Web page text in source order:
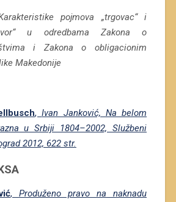
pojmova „trgovac“ i
u odredbama Zakona o
i Zakona o obligacionim
Makedonije
,Ivan Janković, Na belom
u Srbiji 1804–2002, Službeni
2012, 622 str.
, Produženo pravo na naknadu